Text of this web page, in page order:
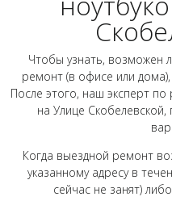
Чтобы узнать, возможен
ремонт (в офисе или
После этого, наш эксперт
на Улице
Когда выездной ремонт
указанному адресу в
сейчас не занят)